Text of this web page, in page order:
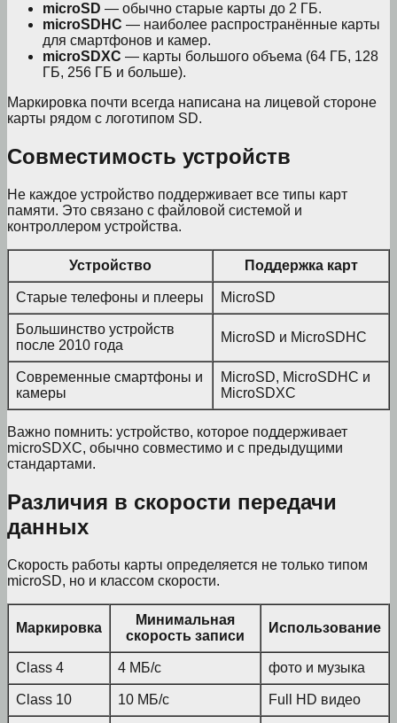
microSD — обычно старые карты до 2 ГБ.
microSDHC — наиболее распространённые карты
для смартфонов и камер.
microSDXC — карты большого объема (64 ГБ, 128
ГБ, 256 ГБ и больше).
Маркировка почти всегда написана на лицевой стороне
карты рядом с логотипом SD.
Совместимость устройств
Не каждое устройство поддерживает все типы карт
памяти. Это связано с файловой системой и
контроллером устройства.
Устройство Поддержка карт
Старые телефоны и плееры MicroSD
Большинство устройств
после 2010 года
MicroSD и MicroSDHC
Современные смартфоны и
камеры
MicroSD, MicroSDHC и
MicroSDXC
Важно помнить: устройство, которое поддерживает
microSDXC, обычно совместимо и с предыдущими
стандартами.
Различия в скорости передачи
данных
Скорость работы карты определяется не только типом
microSD, но и классом скорости.
Маркировка
Минимальная
скорость записи
Использование
Class 4 4 МБ/с фото и музыка
Class 10 10 МБ/с Full HD видео